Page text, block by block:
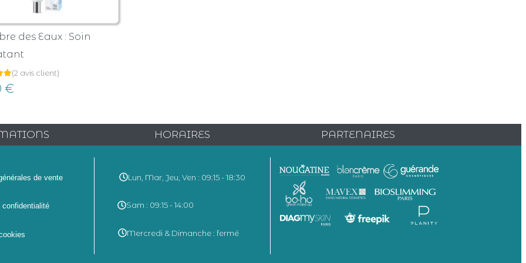
des Eaux : Soin
(2 avis client)
€
HORAIRES PARTENAIRES
de vente
confidentialité
Lun, Mar, Jeu, Ven : 09:15 - 18:30
Sam : 09:15 - 14:00
Mercredi & Dimanche : fermé